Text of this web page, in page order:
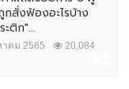
สั่งฟ้องอะไรบ้าง
ติก"...
าคม 2565 20,084